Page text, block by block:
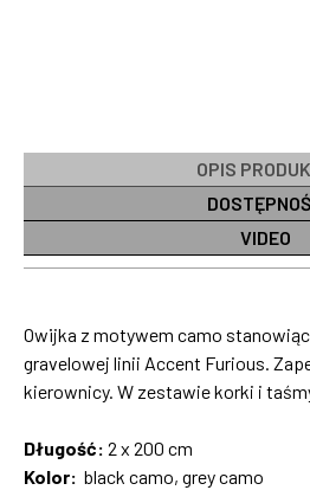
OPIS
VIDEO
Owijka z motywem camo
gravelowej linii Accent Furious.
kierownicy. W zestawie korki i
Długość: 2 x 200 cm
Kolor: black camo, grey camo